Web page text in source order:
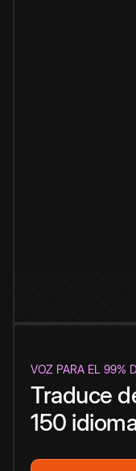
VOZ PARA EL 99%
Traduce
150